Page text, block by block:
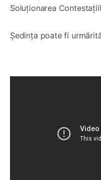
Soluționarea
Ședința poate fi